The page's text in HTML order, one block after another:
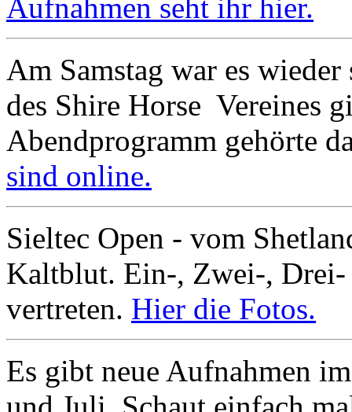
Aufnahmen seht ihr hier.
Am Samstag war es
des Shire Horse Vereines
Abendprogramm gehörte
sind online.
Sieltec Open - vom
Kaltblut. Ein-, Zwei-, Drei-
vertreten. Hier die Fotos.
Es gibt neue Aufnahmen